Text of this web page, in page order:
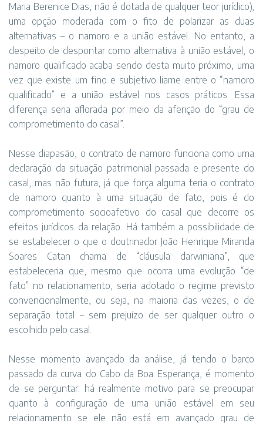
Maria Berenice Dias, não é dotada de qualquer teor jurídico),
uma opção moderada com o fito de polarizar as duas
alternativas – o namoro e a união estável. No entanto, a
despeito de despontar como alternativa à união estável, o
namoro qualificado acaba sendo desta muito próximo, uma
vez que existe um fino e subjetivo liame entre o “namoro
qualificado” e a união estável nos casos práticos. Essa
diferença seria aflorada por meio da aferição do “grau de
comprometimento do casal”.
Nesse diapasão, o contrato de namoro funciona como uma
declaração da situação patrimonial passada e presente do
casal, mas não futura, já que força alguma teria o contrato
de namoro quanto à uma situação de fato, pois é do
comprometimento socioafetivo do casal que decorre os
efeitos jurídicos da relação. Há também a possibilidade de
se estabelecer o que o doutrinador João Henrique Miranda
Soares Catan chama de “cláusula darwiniana”, que
estabeleceria que, mesmo que ocorra uma evolução “de
fato” no relacionamento, seria adotado o regime previsto
convencionalmente, ou seja, na maioria das vezes, o de
separação total – sem prejuízo de ser qualquer outro o
escolhido pelo casal.
Nesse momento avançado da análise, já tendo o barco
passado da curva do Cabo da Boa Esperança, é momento
de se perguntar: há realmente motivo para se preocupar
quanto à configuração de uma união estável em seu
relacionamento se ele não está em avançado grau de